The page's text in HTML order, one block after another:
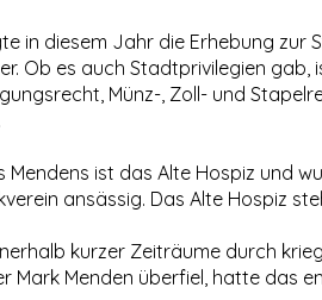
in diesem Jahr die Erhebung zur
Ob es auch Stadtprivilegien
Münz-, Zoll- und
ist das Alte Hospiz und
ansässig. Das Alte Hospiz
kurzer Zeiträume durch
Mark Menden überfiel, hatte das